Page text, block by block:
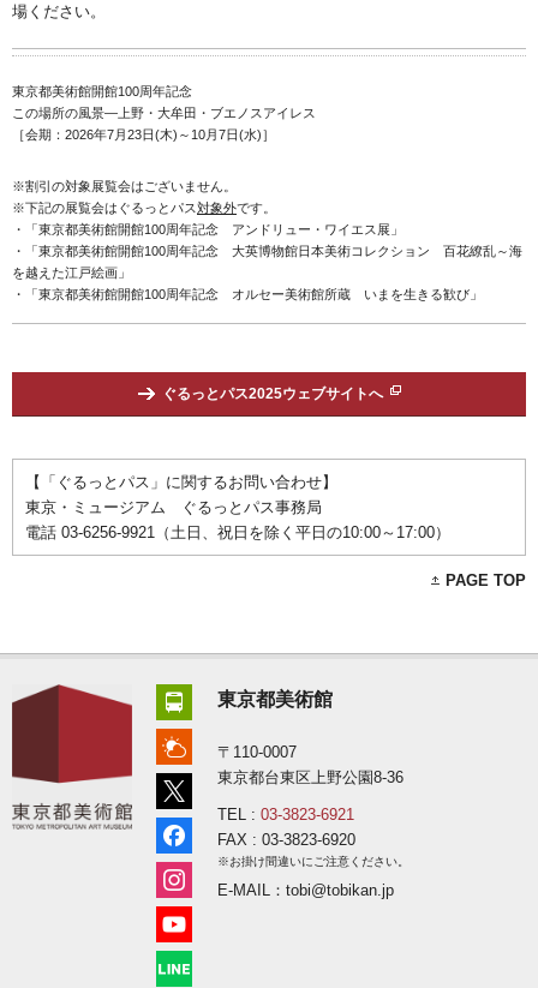
場ください。
東京都美術館開館100周年記念
この場所の風景―上野・大牟田・ブエノスアイレス
［会期：2026年7月23日(木)～10月7日(水)］
※割引の対象展覧会はございません。
※下記の展覧会はぐるっとパス対象外です。
・「東京都美術館開館100周年記念 アンドリュー・ワイエス展」
・「東京都美術館開館100周年記念 大英博物館日本美術コレクション 百花繚乱～海
を越えた江戸絵画」
・「東京都美術館開館100周年記念 オルセー美術館所蔵 いまを生きる歓び」
ぐるっとパス2025ウェブサイトへ
【「ぐるっとパス」に関するお問い合わせ】
東京・ミュージアム ぐるっとパス事務局
電話 03-6256-9921（土日、祝日を除く平日の10:00～17:00）
PAGE TOP
東京都美術館
〒110-0007
東京都台東区上野公園8-36
TEL : 03-3823-6921
FAX : 03-3823-6920
※お掛け間違いにご注意ください。
E-MAIL：tobi@tobikan.jp